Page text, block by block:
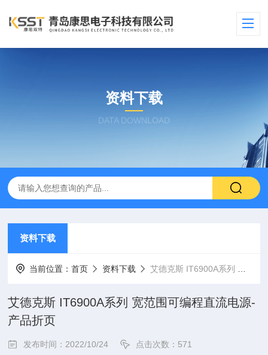
资料下载
DATA DOWNLOAD
资料下载
当前位置：首页 资料下载 艾德克斯 IT6900A系列 宽范围可编程直流电源-产品折页
艾德克斯 IT6900A系列 宽范围可编程直流电源-
产品折页
发布时间：2022/10/24 点击次数：571